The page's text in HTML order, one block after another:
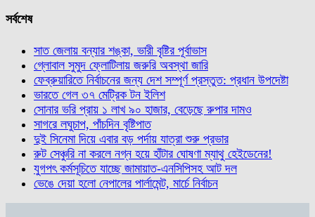
সর্বশেষ
সাত জেলায় বন্যার শঙ্কা, ভারী বৃষ্টির পূর্বাভাস
গ্লোবাল সুমুদ ফ্লোটিলায় জরুরি অবস্থা জারি
ফেব্রুয়ারিতে নির্বাচনের জন্য দেশ সম্পূর্ণ প্রস্তুত: প্রধান উপদেষ্টা
ভারতে গেল ৩৭ মেট্রিক টন ইলিশ
সোনার ভরি প্রায় ১ লাখ ৯০ হাজার, বেড়েছে রুপার দামও
সাগরে লঘুচাপ, পাঁচদিন বৃষ্টিপাত
দুই সিনেমা দিয়ে এবার বড় পর্দায় যাত্রা শুরু প্রভার
রুট সেঞ্চুরি না করলে নগ্ন হয়ে হাঁটার ঘোষণা ম্যাথু হেইডেনের!
যুগপৎ কর্মসূচিতে যাচ্ছে জামায়াত-এনসিপিসহ আট দল
ভেঙে দেয়া হলো নেপালের পার্লামেন্ট, মার্চে নির্বাচন